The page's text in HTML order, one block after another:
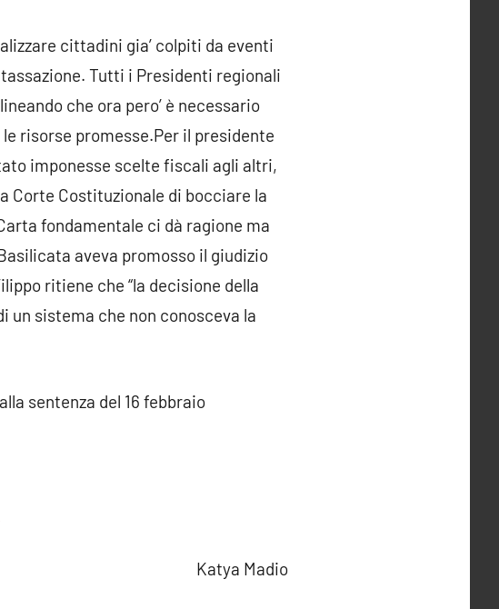
cittadini gia’ colpiti da eventi
Tutti i Presidenti regionali
che ora pero’ è necessario
risorse promesse.Per il presidente
imponesse scelte fiscali agli altri,
Corte Costituzionale di bocciare la
fondamentale ci dà ragione ma
aveva promosso il giudizio
ritiene che “la decisione della
un sistema che non conosceva la
sentenza del 16 febbraio
Katya Madio